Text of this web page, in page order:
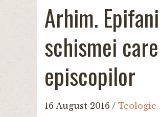
Arhim.
schismei
episcopilor
16 August 2016 / Teologie